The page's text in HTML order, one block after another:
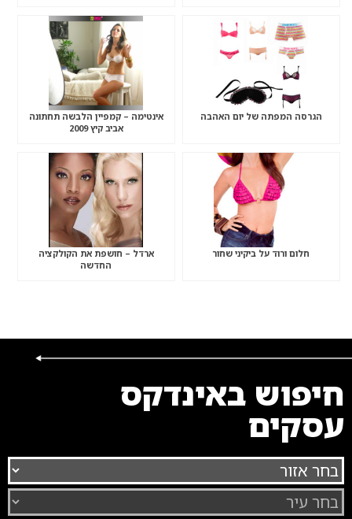
הגרסה המפתה של יום האהבה
אינטימה – קמפיין הלבשה תחתונה
אביב קיץ 2009
חלום ורוד על ביקיני שחור
ארדל – חושפת את הקולקציה
החדשה
חיפוש באינדקס
עסקים